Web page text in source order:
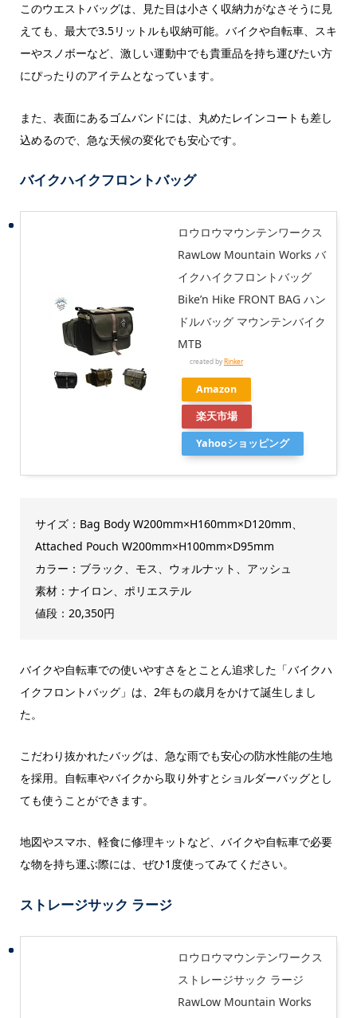
このウエストバッグは、見た目は小さく収納力がなさそうに見
えても、最大で3.5リットルも収納可能。バイクや自転車、スキ
ーやスノボーなど、激しい運動中でも貴重品を持ち運びたい方
にぴったりのアイテムとなっています。
また、表面にあるゴムバンドには、丸めたレインコートも差し
込めるので、急な天候の変化でも安心です。
バイクハイクフロントバッグ
ロウロウマウンテンワークス
RawLow Mountain Works バ
イクハイクフロントバッグ
Bike’n Hike FRONT BAG ハン
ドルバッグ マウンテンバイク
MTB
created byRinker
Amazon
楽天市場
Yahooショッピング
サイズ：Bag Body W200mm×H160mm×D120mm、
Attached Pouch W200mm×H100mm×D95mm
カラー：ブラック、モス、ウォルナット、アッシュ
素材：ナイロン、ポリエステル
値段：20,350円
バイクや自転車での使いやすさをとことん追求した「バイクハ
イクフロントバッグ」は、2年もの歳月をかけて誕生しまし
た。
こだわり抜かれたバッグは、急な雨でも安心の防水性能の生地
を採用。自転車やバイクから取り外すとショルダーバッグとし
ても使うことができます。
地図やスマホ、軽食に修理キットなど、バイクや自転車で必要
な物を持ち運ぶ際には、ぜひ1度使ってみてください。
ストレージサック ラージ
ロウロウマウンテンワークス
ストレージサック ラージ
RawLow Mountain Works